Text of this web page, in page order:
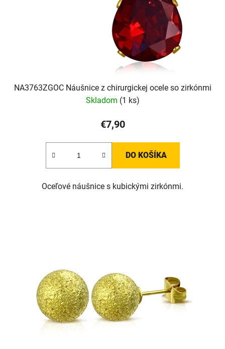
NA3763ZGOC Náušnice z chirurgickej ocele so zirkónmi
Skladom (1 ks)
€7,90
DO KOŠÍKA
Oceľové náušnice s kubickými zirkónmi.